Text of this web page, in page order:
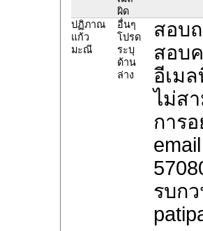
ผิด
ปฏิภาณ
แก้ว
มะณี
อื่นๆ
โปรด
ระบุ
ด้าน
ล่าง
สอบ
สอบ
อีเม
ไม่ส
การ
รบก